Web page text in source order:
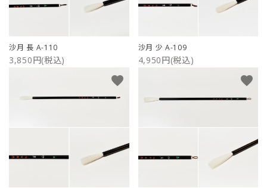
プライバシーポリシー
沙月 長 A-110
3,850円(税込)
沙月 少 A-109
4,950円(税込)
favorite favorite